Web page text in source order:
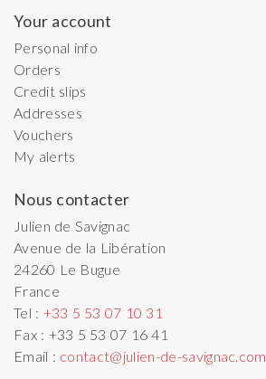
Your account
Personal info
Orders
Credit slips
Addresses
Vouchers
My alerts
Nous contacter
Julien de Savignac
Avenue de la Libération
24260 Le Bugue
France
Tel : +33 5 53 07 10 31
Fax : +33 5 53 07 16 41
Email : contact@julien-de-savignac.com